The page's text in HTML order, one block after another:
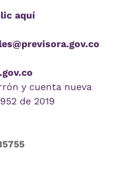
aquí
y cuenta nueva
de 2019